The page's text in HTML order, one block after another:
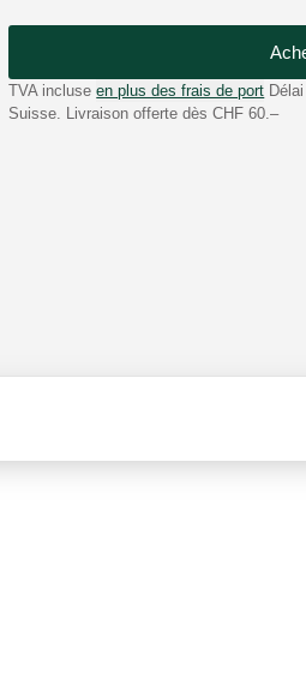
TVA incluse en plus des frais de port
Suisse. Livraison offerte dès CHF 60.–